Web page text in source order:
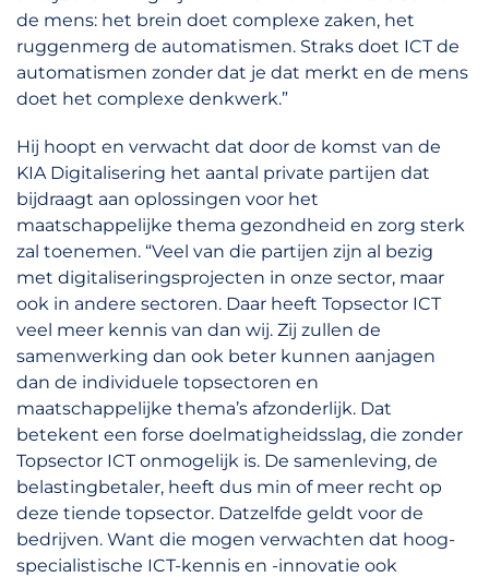
de mens: het brein doet complexe zaken, het
ruggenmerg de automatismen. Straks doet ICT de
automatismen zonder dat je dat merkt en de mens
doet het complexe denkwerk.”
Hij hoopt en verwacht dat door de komst van de
KIA Digitalisering het aantal private partijen dat
bijdraagt aan oplossingen voor het
maatschappelijke thema gezondheid en zorg sterk
zal toenemen. “Veel van die partijen zijn al bezig
met digitaliseringsprojecten in onze sector, maar
ook in andere sectoren. Daar heeft Topsector ICT
veel meer kennis van dan wij. Zij zullen de
samenwerking dan ook beter kunnen aanjagen
dan de individuele topsectoren en
maatschappelijke thema’s afzonderlijk. Dat
betekent een forse doelmatigheidsslag, die zonder
Topsector ICT onmogelijk is. De samenleving, de
belastingbetaler, heeft dus min of meer recht op
deze tiende topsector. Datzelfde geldt voor de
bedrijven. Want die mogen verwachten dat hoog-
specialistische ICT-kennis en -innovatie ook